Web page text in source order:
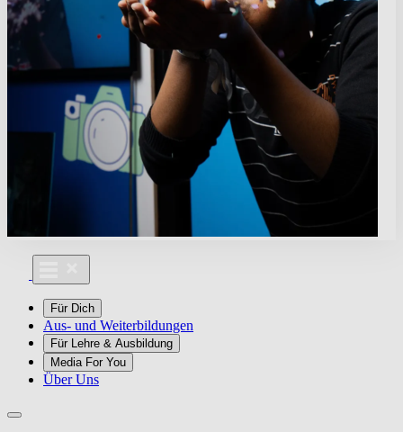
Für Dich
Aus- und Weiterbildungen
Für Lehre & Ausbildung
Media For You
Über Uns